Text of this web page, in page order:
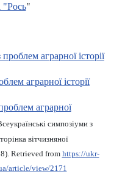
"Рось"
аграрної історії
аграрної історії
аграрної
симпозіуми з
вітчизняної
Retrieved from https://ukr-
article/view/2171